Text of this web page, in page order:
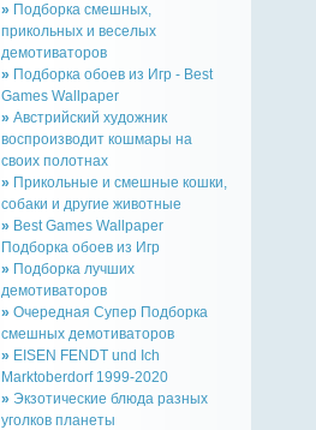
» Подборка смешных,
прикольных и веселых
демотиваторов
» Подборка обоев из Игр - Best
Games Wallpaper
» Австрийский художник
воспроизводит кошмары на
своих полотнах
» Прикольные и смешные кошки,
собаки и другие животные
» Best Games Wallpaper
Подборка обоев из Игр
» Подборка лучших
демотиваторов
» Очередная Супер Подборка
смешных демотиваторов
» EISEN FENDT und Ich
Marktoberdorf 1999-2020
» Экзотические блюда разных
уголков планеты